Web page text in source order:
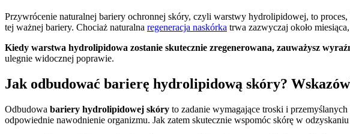
Przywrócenie naturalnej bariery ochronnej skóry, czyli warstwy hydrolipidowej, to
tej ważnej bariery. Chociaż naturalna regeneracja naskórka trwa zazwyczaj około
Kiedy warstwa hydrolipidowa zostanie skutecznie zregenerowana, zauważysz
ulegnie widocznej poprawie.
Jak odbudować barierę hydrolipidową skóry?
Odbudowa bariery hydrolipidowej skóry to zadanie wymagające troski i
odpowiednie nawodnienie organizmu. Jak zatem skutecznie wspomóc skórę w